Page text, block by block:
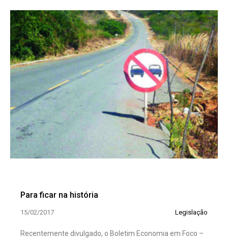
Para ficar na história
15/02/2017 Legislação
Recentemente divulgado, o Boletim Economia em Foco –